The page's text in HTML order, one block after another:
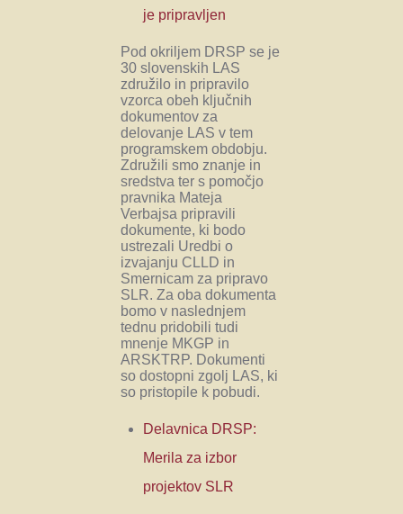
je pripravljen
Pod okriljem DRSP se je
30 slovenskih LAS
združilo in pripravilo
vzorca obeh ključnih
dokumentov za
delovanje LAS v tem
programskem obdobju.
Združili smo znanje in
sredstva ter s pomočjo
pravnika Mateja
Verbajsa pripravili
dokumente, ki bodo
ustrezali Uredbi o
izvajanju CLLD in
Smernicam za pripravo
SLR. Za oba dokumenta
bomo v naslednjem
tednu pridobili tudi
mnenje MKGP in
ARSKTRP. Dokumenti
so dostopni zgolj LAS, ki
so pristopile k pobudi.
Delavnica DRSP:
Merila za izbor
projektov SLR